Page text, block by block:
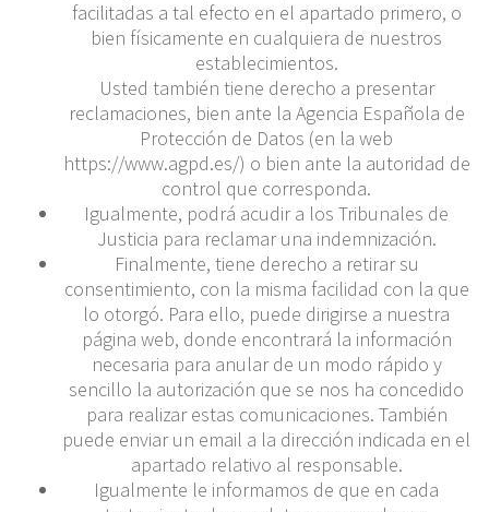
facilitadas a tal efecto en el apartado primero, o
bien físicamente en cualquiera de nuestros
establecimientos.
Usted también tiene derecho a presentar
reclamaciones, bien ante la Agencia Española de
Protección de Datos (en la web
https://www.agpd.es/) o bien ante la autoridad de
control que corresponda.
Igualmente, podrá acudir a los Tribunales de
Justicia para reclamar una indemnización.
Finalmente, tiene derecho a retirar su
consentimiento, con la misma facilidad con la que
lo otorgó. Para ello, puede dirigirse a nuestra
página web, donde encontrará la información
necesaria para anular de un modo rápido y
sencillo la autorización que se nos ha concedido
para realizar estas comunicaciones. También
puede enviar un email a la dirección indicada en el
apartado relativo al responsable.
Igualmente le informamos de que en cada